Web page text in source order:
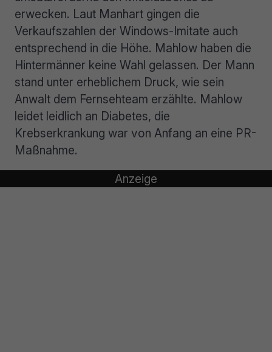
erwecken. Laut Manhart gingen die
Verkaufszahlen der Windows-Imitate auch
entsprechend in die Höhe. Mahlow haben die
Hintermänner keine Wahl gelassen. Der Mann
stand unter erheblichem Druck, wie sein
Anwalt dem Fernsehteam erzählte. Mahlow
leidet leidlich an Diabetes, die
Krebserkrankung war von Anfang an eine PR-
Maßnahme.